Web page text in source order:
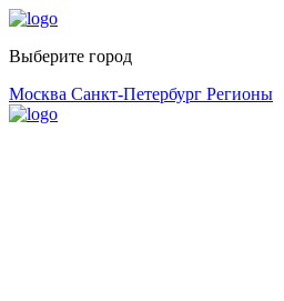
Выберите город
Москва Санкт-Петербург Регионы